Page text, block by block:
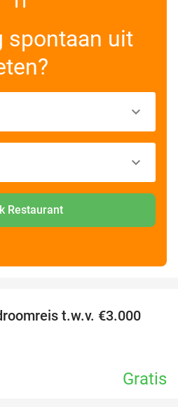
spontaan uit
Restaurant
t.w.v. €3.000
Gratis